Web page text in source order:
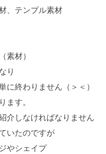
、テンプル素材
素材）
り
に終わりません（＞＜）
ます。
介しなければなりません
いたのですが
やシェイプ